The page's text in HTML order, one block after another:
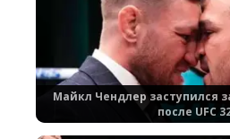
Майкл Чендлер заступился
после UFC